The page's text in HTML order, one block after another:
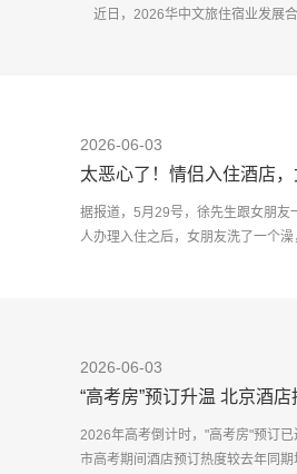
近日，2026华中文旅住宿业发展
2026-06-03
太恶心了！情侣入住酒店
据报道，5月29号，徐先生跟女朋友
人办理入住之后，女朋友洗了一个
2026-06-03
“高考房”预订升温 北京酒
2026年高考倒计时，"高考房"预订
市高考期间酒店预订热度较去年同